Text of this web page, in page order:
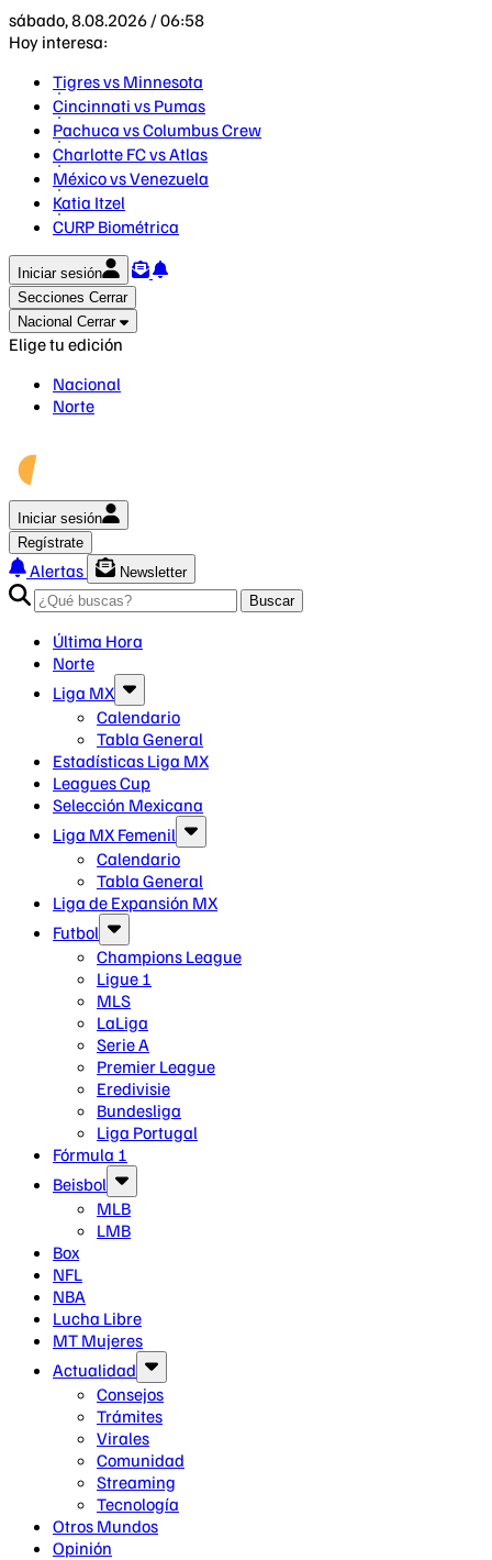
sábado, 8.08.2026 / 06:58
Hoy interesa:
Tigres vs Minnesota
Cincinnati vs Pumas
Pachuca vs Columbus Crew
Charlotte FC vs Atlas
México vs Venezuela
Katia Itzel
CURP Biométrica
Iniciar sesión
Secciones Cerrar
Nacional Cerrar
Elige tu edición
Nacional
Norte
Iniciar sesión
Regístrate
Alertas
Newsletter
Buscar
Última Hora
Norte
Liga MX
Calendario
Tabla General
Estadísticas Liga MX
Leagues Cup
Selección Mexicana
Liga MX Femenil
Calendario
Tabla General
Liga de Expansión MX
Futbol
Champions League
Ligue 1
MLS
LaLiga
Serie A
Premier League
Eredivisie
Bundesliga
Liga Portugal
Fórmula 1
Beisbol
MLB
LMB
Box
NFL
NBA
Lucha Libre
MT Mujeres
Actualidad
Consejos
Trámites
Virales
Comunidad
Streaming
Tecnología
Otros Mundos
Opinión